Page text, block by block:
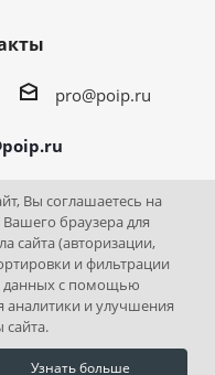
pro@poip.ru
промышленность"
Вы соглашаетесь на
браузера для
сайта (авторизации,
и фильтрации
данных с помощью
аналитики и улучшения
сайта.
Узнать больше